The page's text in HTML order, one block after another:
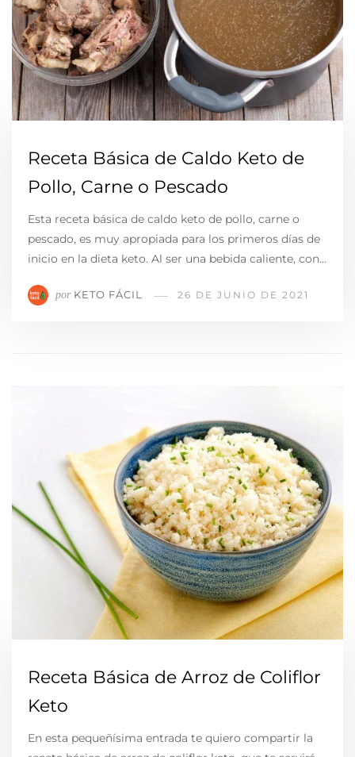
Receta Básica de Caldo Keto de
Pollo, Carne o Pescado
Esta receta básica de caldo keto de pollo, carne o
pescado, es muy apropiada para los primeros días de
inicio en la dieta keto. Al ser una bebida caliente, con…
por KETO FÁCIL 26 DE JUNIO DE 2021
Receta Básica de Arroz de Coliflor
Keto
En esta pequeñísima entrada te quiero compartir la